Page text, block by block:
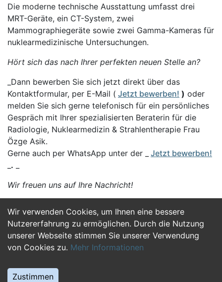
Wir verwenden Cookies, um Ihnen eine bessere
Nutzererfahrung zu ermöglichen. Durch die Nutzung
unserer Webseite stimmen Sie unserer Verwendung
von Cookies zu. Mehr Informationen
Zustimmen
Die moderne technische Ausstattung umfasst drei
MRT-Geräte, ein CT-System, zwei
Mammographiegeräte sowie zwei Gamma-Kameras für
nuklearmedizinische Untersuchungen.
Hört sich das nach Ihrer perfekten neuen Stelle an?
_Dann bewerben Sie sich jetzt direkt über das
Kontaktformular, per E-Mail ( Jetzt bewerben! ) oder
melden Sie sich gerne telefonisch für ein persönliches
Gespräch mit Ihrer spezialisierten Beraterin für die
Radiologie, Nuklearmedizin & Strahlentherapie Frau
Özge Asik.
Gerne auch per WhatsApp unter der _
Jetzt bewerben!
.
Wir freuen uns auf Ihre Nachricht!
Jetzt Bewerben